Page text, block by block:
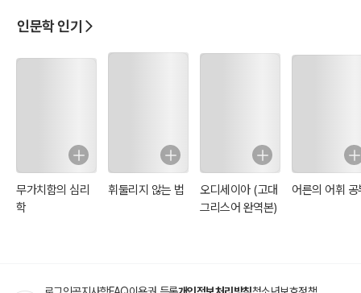
인문학 인기
무가치함의 심리
학
휘둘리지 않는 법
오디세이아 (고대
그리스어 완역본)
어른의 어휘 공